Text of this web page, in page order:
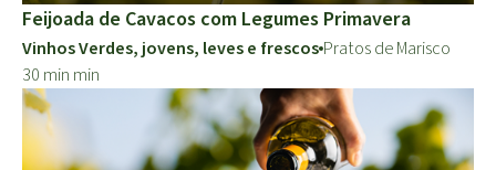
Feijoada de Cavacos com Legumes Primavera
Vinhos Verdes, jovens, leves e frescos Pratos de Marisco
30 min min